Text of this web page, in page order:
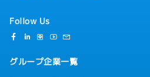
Follow Us
グループ企業一覧